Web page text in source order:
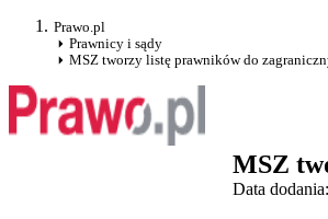
Prawo.pl
Prawnicy i sądy
MSZ tworzy listę prawników do
MSZ
Data